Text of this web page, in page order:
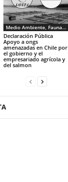
Medio Ambiente, Fauna y Sociedad
Declaración Pública
Apoyo a ongs
amenazadas en Chile por
el gobierno y el
empresariado agrícola y
del salmon